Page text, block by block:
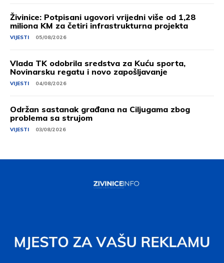
Živinice: Potpisani ugovori vrijedni više od 1,28
miliona KM za četiri infrastrukturna projekta
VIJESTI 05/08/2026
Vlada TK odobrila sredstva za Kuću sporta,
Novinarsku regatu i novo zapošljavanje
VIJESTI 04/08/2026
Održan sastanak građana na Ciljugama zbog
problema sa strujom
VIJESTI 03/08/2026